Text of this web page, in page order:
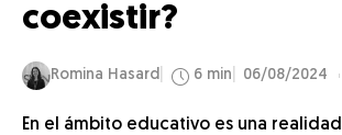
coexistir?
Romina Hasard 6 min 06/08/2024
En el ámbito educativo es una